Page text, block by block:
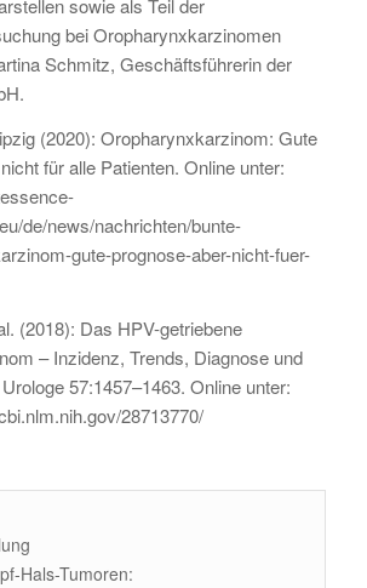
sowie als Teil der
bei Oropharynxkarzinomen
Schmitz, Geschäftsführerin der
(2020): Oropharynxkarzinom: Gute
für alle Patienten. Online unter:
de/news/nachrichten/bunte-
gute-prognose-aber-nicht-fuer-
(2018): Das HPV-getriebene
– Inzidenz, Trends, Diagnose und
57:1457–1463. Online unter:
28713770/
Hals-Tumoren: